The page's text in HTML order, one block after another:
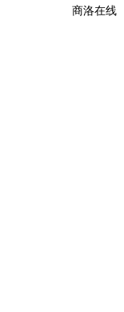
商洛在线